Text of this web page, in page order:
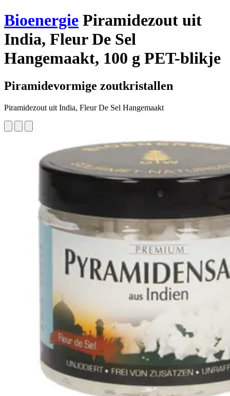
Bioenergie Piramidezout uit
India, Fleur De Sel
Hangemaakt, 100 g PET-blikje
Piramidevormige zoutkristallen
Piramidezout uit India, Fleur De Sel Hangemaakt